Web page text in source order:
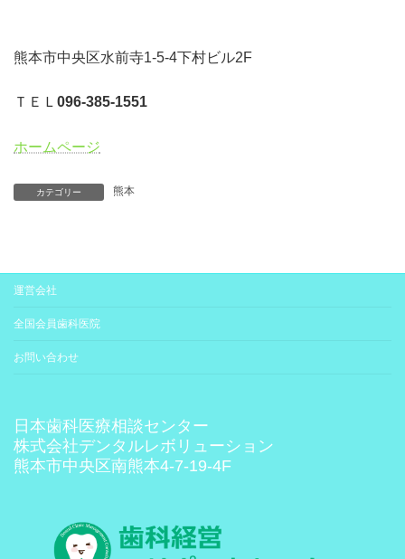
熊本市中央区水前寺1-5-4下村ビル2F
ＴＥＬ 096-385-1551
ホームページ
カテゴリー 熊本
運営会社
全国会員歯科医院
お問い合わせ
日本歯科医療相談センター
株式会社デンタルレボリューション
熊本市中央区南熊本4-7-19-4F